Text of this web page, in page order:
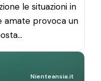
le situazioni in
amate provoca un
Nienteansia.it